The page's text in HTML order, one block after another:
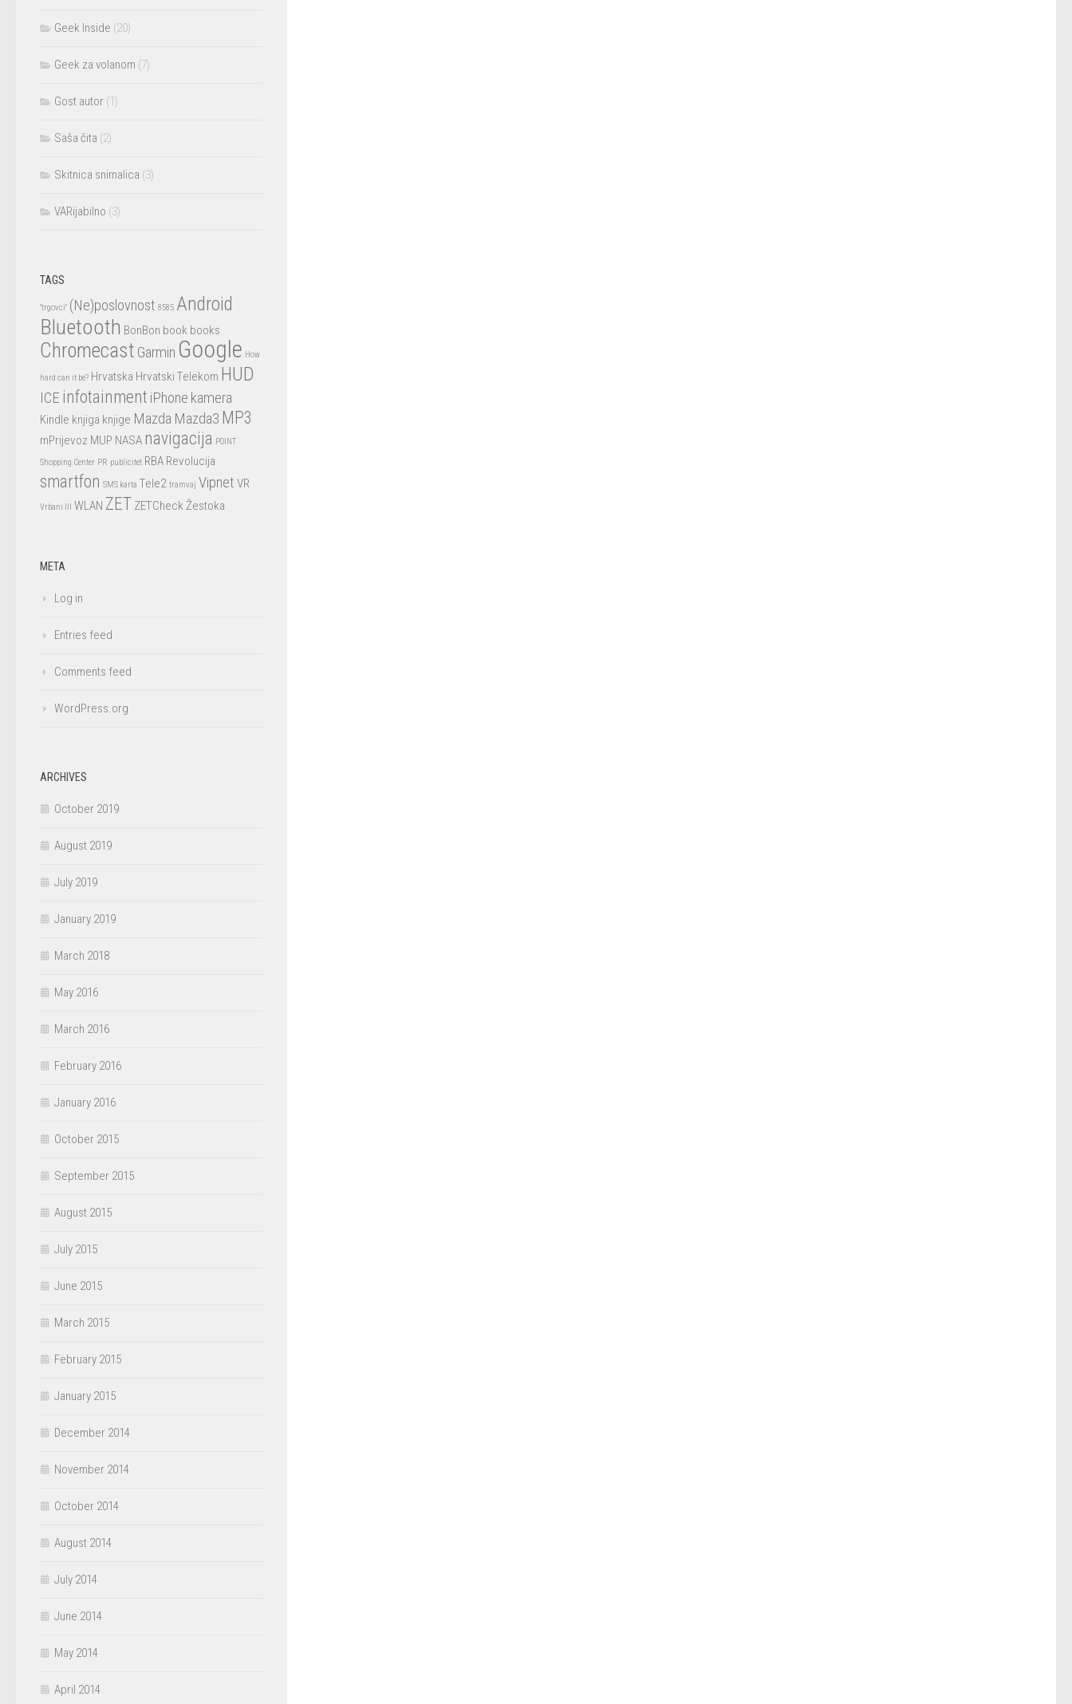
Geek Inside (20)
Geek za volanom (7)
Gost autor (1)
Saša čita (2)
Skitnica snimalica (3)
VARijabilno (3)
TAGS
"trgovci" (Ne)poslovnost 8585 Android
Bluetooth BonBon book books
Chromecast Garmin Google How
hard can it be? Hrvatska Hrvatski Telekom HUD
ICE infotainment iPhone kamera
Kindle knjiga knjige Mazda Mazda3 MP3
mPrijevoz MUP NASA navigacija POINT
Shopping Center PR publicitet RBA Revolucija
smartfon SMS karta Tele2 tramvaj Vipnet VR
Vrbani III WLAN ZET ZETCheck Žestoka
META
Log in
Entries feed
Comments feed
WordPress.org
ARCHIVES
October 2019
August 2019
July 2019
January 2019
March 2018
May 2016
March 2016
February 2016
January 2016
October 2015
September 2015
August 2015
July 2015
June 2015
March 2015
February 2015
January 2015
December 2014
November 2014
October 2014
August 2014
July 2014
June 2014
May 2014
April 2014